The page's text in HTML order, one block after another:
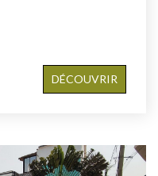
DÉCOUVRIR